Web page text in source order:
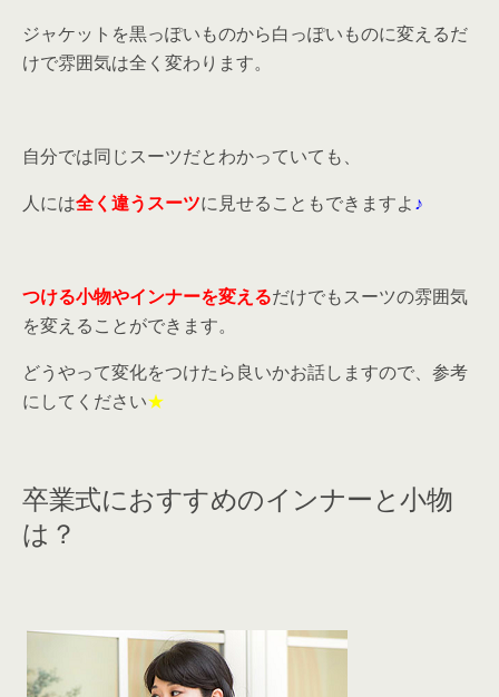
ジャケットを黒っぽいものから白っぽいものに変えるだ
けで雰囲気は全く変わります。
自分では同じスーツだとわかっていても、
人には全く違うスーツに見せることもできますよ♪
つける小物やインナーを変えるだけでもスーツの雰囲気
を変えることができます。
どうやって変化をつけたら良いかお話しますので、参考
にしてください★
卒業式におすすめのインナーと小物
は？